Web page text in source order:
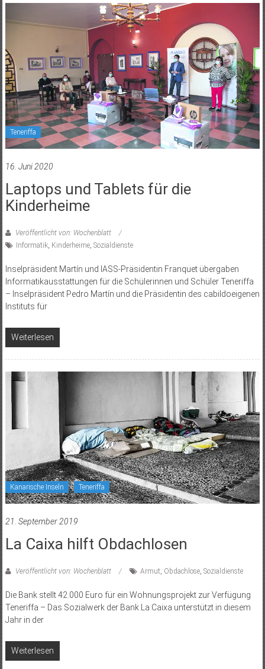
Teneriffa
16. Juni 2020
Laptops und Tablets für die
Kinderheime
Veröffentlicht von: Wochenblatt
Informatik, Kinderheime, Sozialdienste
Inselpräsident Martín und IASS-Präsidentin Franquet übergaben
Informatikausstattungen für die Schülerinnen und Schüler Teneriffa
– Inselpräsident Pedro Martín und die Präsidentin des cabildoeigenen
Instituts für
Weiterlesen
Kanarische Inseln Teneriffa
21. September 2019
La Caixa hilft Obdachlosen
Veröffentlicht von: Wochenblatt Armut, Obdachlose, Sozialdienste
Die Bank stellt 42.000 Euro für ein Wohnungsprojekt zur Verfügung
Teneriffa – Das Sozialwerk der Bank La Caixa unterstützt in diesem
Jahr in der
Weiterlesen